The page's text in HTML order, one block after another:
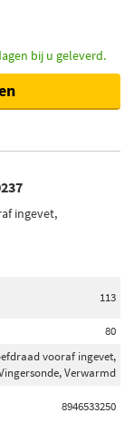
bij u geleverd.
ingevet,
113
80
vooraf ingevet,
Verwarmd
8946533250